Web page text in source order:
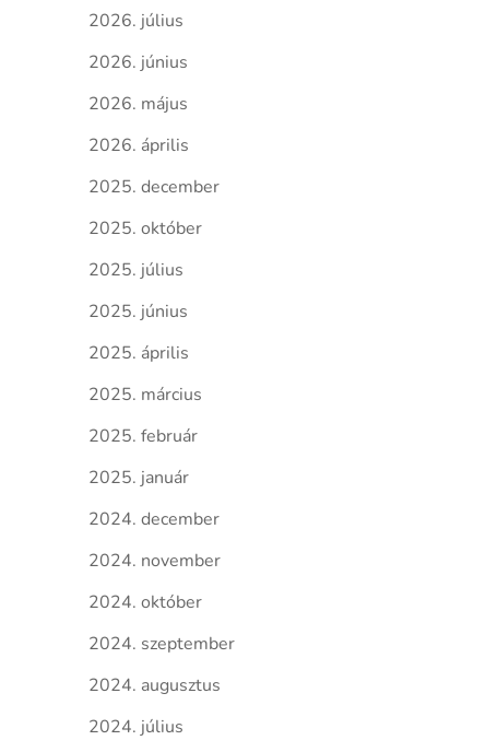
2026. július
2026. június
2026. május
2026. április
2025. december
2025. október
2025. július
2025. június
2025. április
2025. március
2025. február
2025. január
2024. december
2024. november
2024. október
2024. szeptember
2024. augusztus
2024. július